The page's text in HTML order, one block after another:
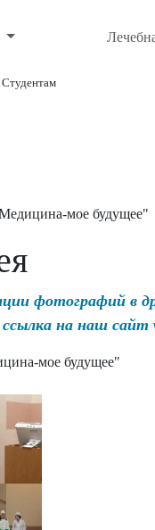
Студентам
мое будущее"
фотографий в
ссылка на наш сайт
мое будущее"